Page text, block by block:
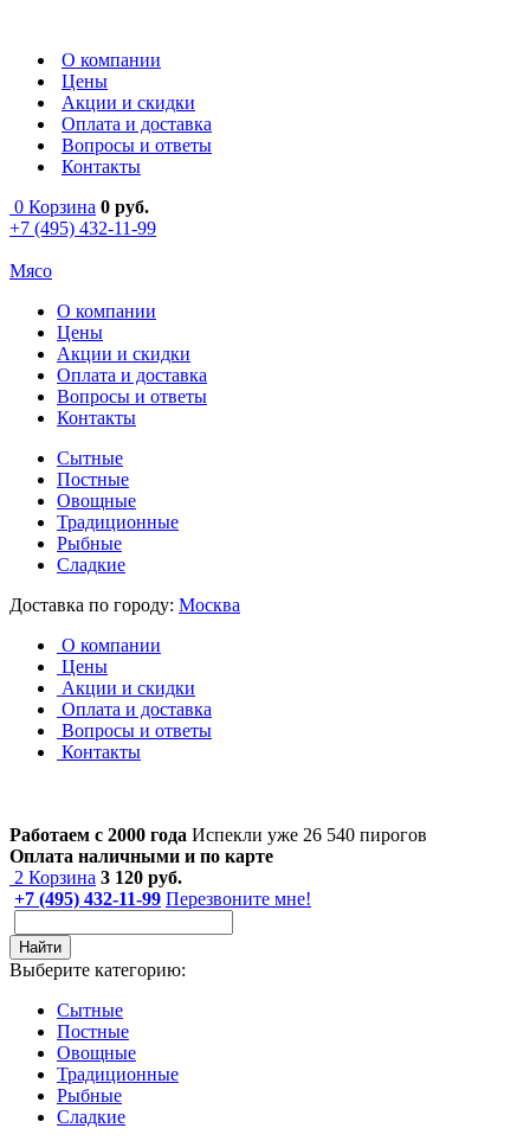
О компании
Цены
Акции и скидки
Оплата и доставка
Вопросы и ответы
Контакты
0 Корзина 0 руб.
+7 (495) 432-11-99
Мясо
О компании
Цены
Акции и скидки
Оплата и доставка
Вопросы и ответы
Контакты
Сытные
Постные
Овощные
Традиционные
Рыбные
Сладкие
Доставка по городу: Москва
О компании
Цены
Акции и скидки
Оплата и доставка
Вопросы и ответы
Контакты
Работаем с 2000 года Испекли уже 26 540 пирогов
Оплата наличными и по карте
2 Корзина 3 120 руб.
+7 (495) 432-11-99 Перезвоните мне!
Найти
Выберите категорию:
Сытные
Постные
Овощные
Традиционные
Рыбные
Сладкие